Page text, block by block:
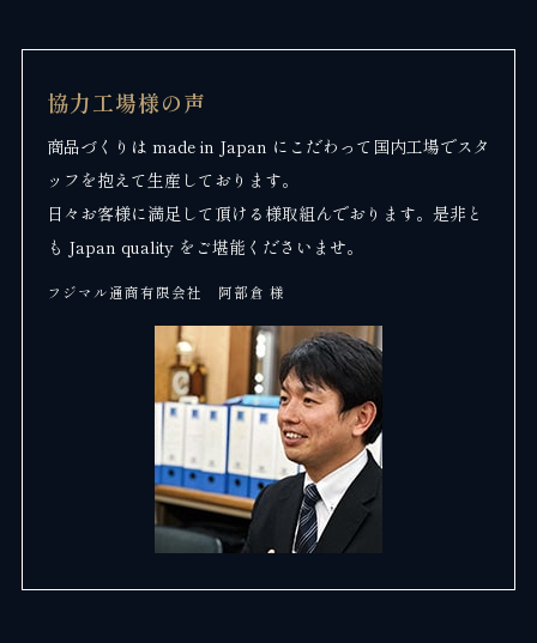
協力工場様の声
商品づくりは made in Japan にこだわって国内工場でスタ
ッフを抱えて生産しております。
日々お客様に満足して頂ける様取組んでおります。是非と
も Japan quality をご堪能くださいませ。
フジマル通商有限会社 阿部倉 様